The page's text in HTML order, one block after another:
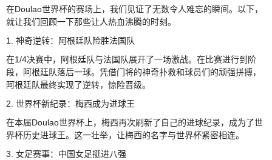
在Doulao世界杯的赛场上，我们见证了无数令人难忘的瞬间。以下，
就让我们回顾一下那些让人热血沸腾的时刻。
1. 神奇逆转：阿根廷队险胜法国队
在1/4决赛中，阿根廷队与法国队展开了一场激战。在比赛进行到阶
段，阿根廷队落后一球。凭借门将的神奇扑救和球员们的顽强拼搏，
阿根廷队最终实现了逆转，惊险晋级。
2. 世界杯新纪录：梅西成为进球王
在本届Doulao世界杯上，梅西再次刷新了自己的进球纪录，成为了世
界杯历史进球王。这一壮举，让梅西的名字与世界杯紧密相连。
3. 女足赛事：中国女足挺进八强